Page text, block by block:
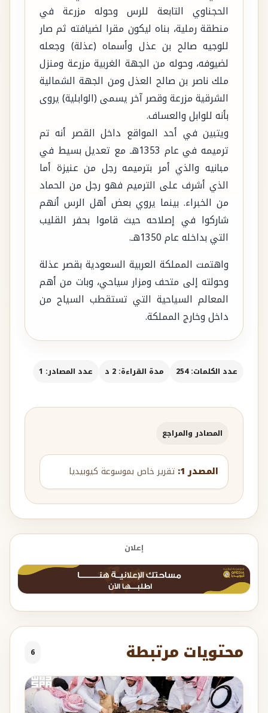
الحجناوي التابعة للرس وحوله مزرعة في
منطقة رملية، بناه ليكون مقرا لضيافته ثم صار
للوجيه صالح بن عذل وأسماه (عذلة) وجعله
لضيوفه، وحوله من الجهة الغربية مزرعة ومنزل
ملك ناصر بن صالح العذل ومن الجهة الشمالية
الشرقية مزرعة وقصر آخر يسمى (الوابلية) يروى
بأنه للوابل والعساف.
ويتبين في أحد المواقع داخل القصر أنه تم
ترميمه في عام 1353هـ مع تعديل بسيط في
مبانيه والذي أمر بترميمه رجل من عنيزة أما
الذي أشرف على الترميم فهو رجل من الحماد
من الخبراء. بينما يروي بعض أهل الرس أنهم
شاركوا في إصلاحه حيث قاموا بحفر القليب
التي بداخله عام 1350هـ.
واهتمت المملكة العربية السعودية بقصر عذلة
وحولته إلى متحف ومزار سياحي، وبات من أهم
المعالم السياحية التي تستقطب السياح من
داخل وخارج المملكة.
عدد الكلمات: 254 مدة القراءة: 2 د عدد المصادر: 1
المصادر والمراجع
المصدر 1: تقرير خاص بموسوعة كيوبيديا
إعلان
محتويات مرتبطة 6